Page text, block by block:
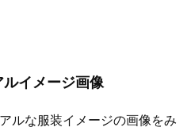
イメージ画像
ルな服装イメージの画像をみ